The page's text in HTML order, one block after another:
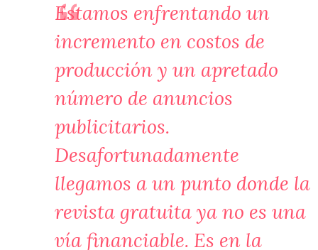
Estamos enfrentando un
incremento en costos de
producción y un apretado
número de anuncios
publicitarios.
Desafortunadamente
llegamos a un punto donde la
revista gratuita ya no es una
vía financiable. Es en la